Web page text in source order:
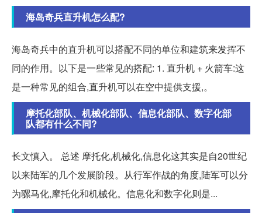
海岛奇兵直升机怎么配?
海岛奇兵中的直升机可以搭配不同的单位和建筑来发挥不
同的作用。以下是一些常见的搭配: 1. 直升机 + 火箭车:这
是一种常见的组合,直升机可以在空中提供支援,。
摩托化部队、机械化部队、信息化部队、数字化部
队都有什么不同?
长文慎入。 总述 摩托化,机械化,信息化这其实是自20世纪
以来陆军的几个发展阶段。从行军作战的角度,陆军可以分
为骡马化,摩托化和机械化。信息化和数字化则是...